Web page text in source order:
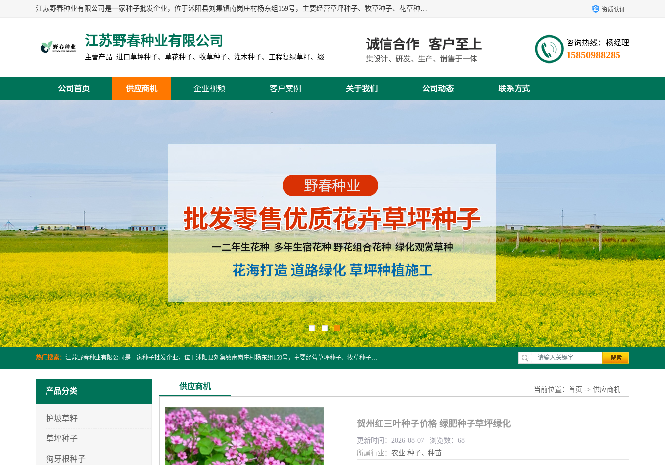
江苏野春种业有限公司是一家种子批发企业，位于沭阳县刘集镇南岗庄村杨东组159号，主要经营草坪种子、牧草种子、花草种子、复绿草种、绿化草籽、护坡草籽、绿肥种子、灌木种子、黑麦草种子、高羊茅种子、早熟禾种子、狗牙根种子、剪股颖种子等。 资质认证
江苏野春种业有限公司
主营产品: 进口草坪种子、草花种子、牧草种子、灌木种子、工程复绿草籽、缀花组合种子
咨询热线：杨经理
15850988285
公司首页 供应商机 企业视频 客户案例 关于我们 公司动态 联系方式
热门搜索： 江苏野春种业有限公司是一家种子批发企业，位于沭阳县刘集镇南岗庄村杨东组159号，主要经营草坪种子、牧草种子、花草种子、复绿草种、绿化草籽、护坡草籽、绿肥种子、灌木种子、黑麦草种子、高羊茅种子、早熟禾种子、狗牙根种子、剪股颖种子等。
产品分类
护坡草籽
草坪种子
狗牙根种子
供应商机 当前位置： 首页 -> 供应商机
贺州红三叶种子价格 绿肥种子草坪绿化
更新时间：2026-08-07 浏览数：68
所属行业： 农业 种子、种苗